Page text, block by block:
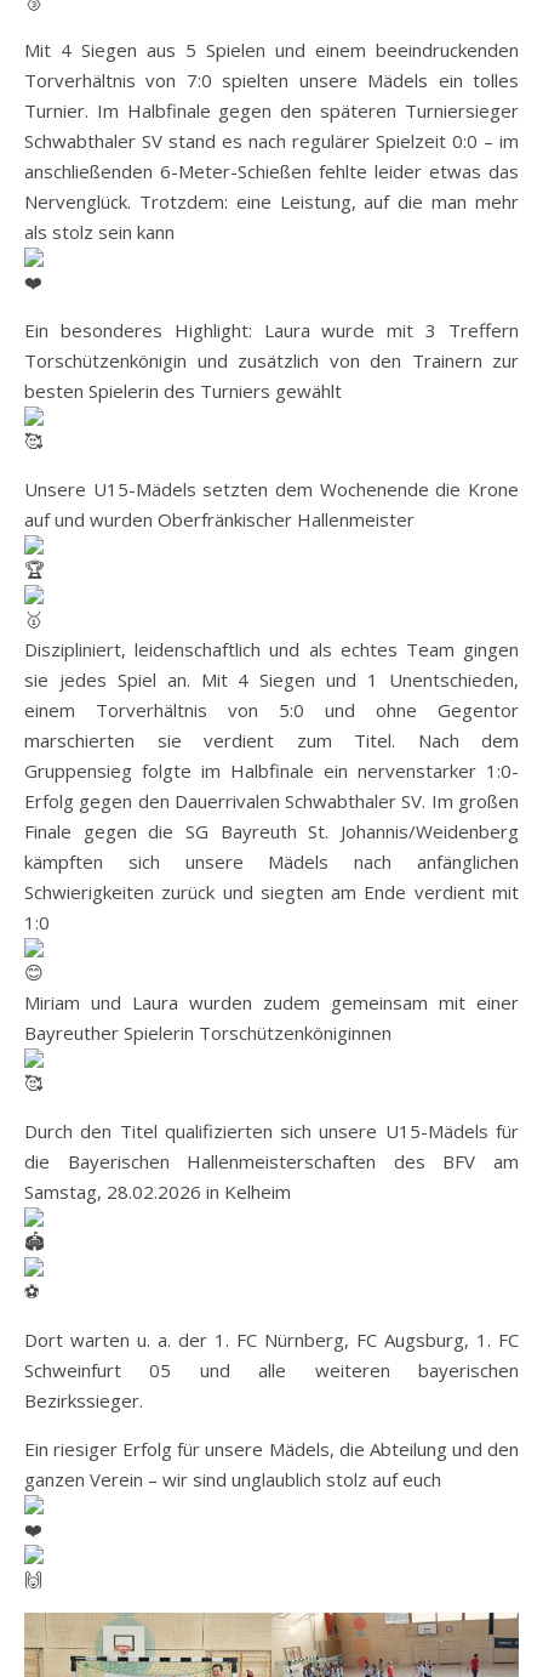
Mit 4 Siegen aus 5 Spielen und einem beeindruckenden
Torverhältnis von 7:0 spielten unsere Mädels ein tolles
Turnier. Im Halbfinale gegen den späteren Turniersieger
Schwabthaler SV stand es nach regulärer Spielzeit 0:0 – im
anschließenden 6-Meter-Schießen fehlte leider etwas das
Nervenglück. Trotzdem: eine Leistung, auf die man mehr
als stolz sein kann
Ein besonderes Highlight: Laura wurde mit 3 Treffern
Torschützenkönigin und zusätzlich von den Trainern zur
besten Spielerin des Turniers gewählt
Unsere U15-Mädels setzten dem Wochenende die Krone
auf und wurden Oberfränkischer Hallenmeister
Diszipliniert, leidenschaftlich und als echtes Team gingen
sie jedes Spiel an. Mit 4 Siegen und 1 Unentschieden,
einem Torverhältnis von 5:0 und ohne Gegentor
marschierten sie verdient zum Titel. Nach dem
Gruppensieg folgte im Halbfinale ein nervenstarker 1:0-
Erfolg gegen den Dauerrivalen Schwabthaler SV. Im großen
Finale gegen die SG Bayreuth St. Johannis/Weidenberg
kämpften sich unsere Mädels nach anfänglichen
Schwierigkeiten zurück und siegten am Ende verdient mit
1:0
Miriam und Laura wurden zudem gemeinsam mit einer
Bayreuther Spielerin Torschützenköniginnen
Durch den Titel qualifizierten sich unsere U15-Mädels für
die Bayerischen Hallenmeisterschaften des BFV am
Samstag, 28.02.2026 in Kelheim
Dort warten u. a. der 1. FC Nürnberg, FC Augsburg, 1. FC
Schweinfurt 05 und alle weiteren bayerischen
Bezirkssieger.
Ein riesiger Erfolg für unsere Mädels, die Abteilung und den
ganzen Verein – wir sind unglaublich stolz auf euch